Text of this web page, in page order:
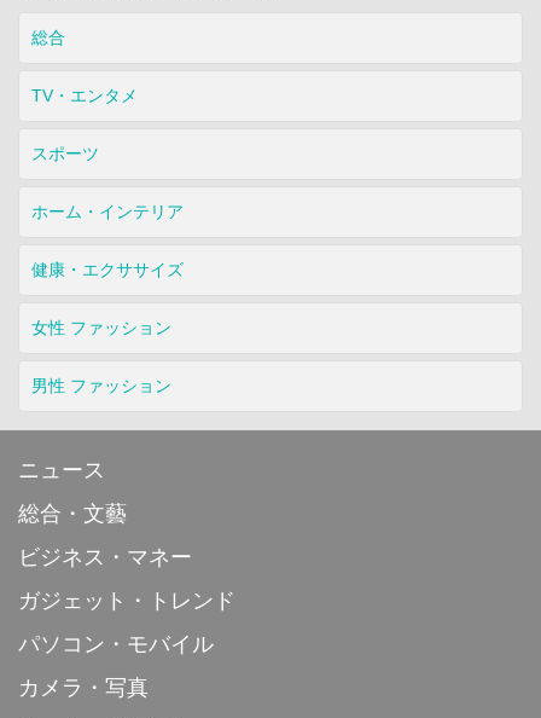
総合
TV・エンタメ
スポーツ
ホーム・インテリア
健康・エクササイズ
女性 ファッション
男性 ファッション
ニュース
総合・文藝
ビジネス・マネー
ガジェット・トレンド
パソコン・モバイル
カメラ・写真